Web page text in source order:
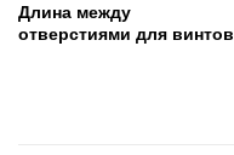
Длина между
отверстиями для винтов